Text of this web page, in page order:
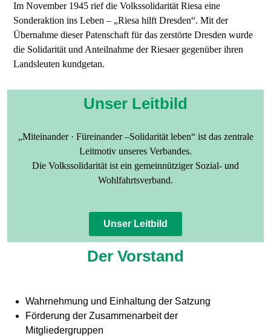
Im November 1945 rief die Volkssolidarität Riesa eine
Sonderaktion ins Leben – „Riesa hilft Dresden“. Mit der
Übernahme dieser Patenschaft für das zerstörte Dresden wurde
die Solidarität und Anteilnahme der Riesaer gegenüber ihren
Landsleuten kundgetan.
Unser Leitbild
„Miteinander · Füreinander –Solidarität leben“ ist das zentrale
Leitmotiv unseres Verbandes.
Die Volkssolidarität ist ein gemeinnütziger Sozial- und
Wohlfahrtsverband.
Unser Leitbild
Der Vorstand
Wahrnehmung und Einhaltung der Satzung
Förderung der Zusammenarbeit der
Mitgliedergruppen